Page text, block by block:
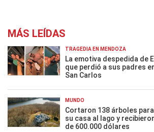
MÁS LEÍDAS
TRAGEDIA EN MENDOZA
La emotiva despedida de
que perdió a sus padres
San Carlos
MUNDO
Cortaron 138 árboles
su casa al lago y
de 600.000 dólares